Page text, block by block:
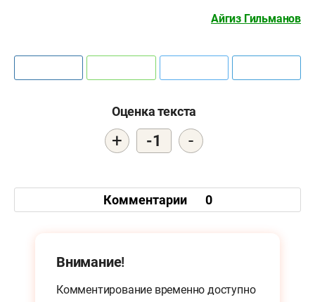
Айгиз Гильманов
Оценка текста
+ -1 -
Комментарии 0
Внимание!
Комментирование временно доступно